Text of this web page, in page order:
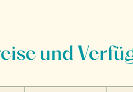
und